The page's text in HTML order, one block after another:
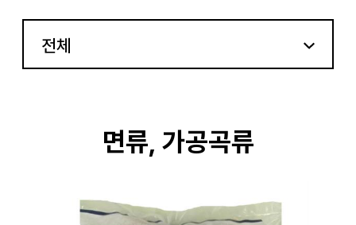
전체
면류, 가공곡류